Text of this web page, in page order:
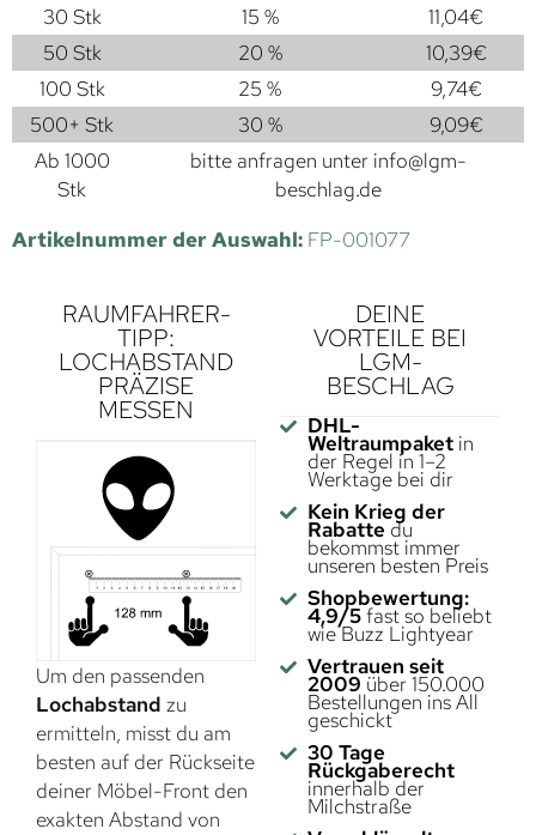
30 Stk
15 % 11,04€
50 Stk
20 % 10,39€
100 Stk
25 % 9,74€
500+ Stk
30 % 9,09€
Ab 1000
Stk
bitte anfragen unter info@lgm-
beschlag.de
Artikelnummer der Auswahl: FP-001077
RAUMFAHRER-
TIPP:
LOCHABSTAND
PRÄZISE
MESSEN
Um den passenden
Lochabstand zu
ermitteln, misst du am
besten auf der Rückseite
deiner Möbel-Front den
exakten Abstand von
DEINE
VORTEILE BEI
LGM-
BESCHLAG
DHL-
Weltraumpaketin
der Regel in 1–2
Werktage bei dir
Kein Krieg der
Rabatte du
bekommst immer
unseren besten Preis
Shopbewertung:
4,9/5fast so beliebt
wie Buzz Lightyear
Vertrauen seit
2009 über 150.000
Bestellungen ins All
geschickt
30 Tage
Rückgaberecht
innerhalb der
Milchstraße